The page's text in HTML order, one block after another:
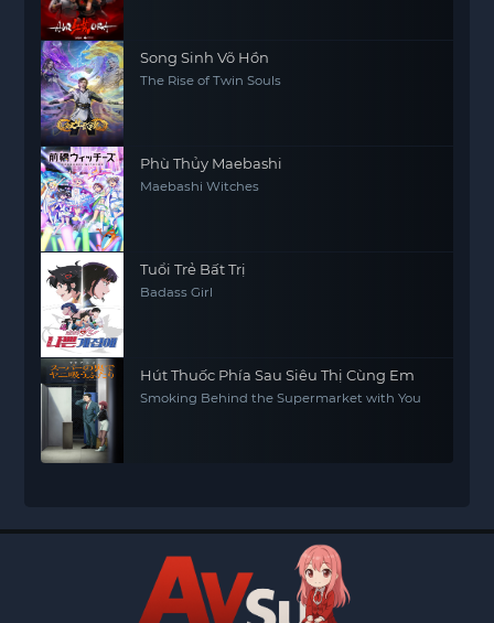
Song Sinh Võ Hồn
The Rise of Twin Souls
Phù Thủy Maebashi
Maebashi Witches
Tuổi Trẻ Bất Trị
Badass Girl
Hút Thuốc Phía Sau Siêu Thị Cùng Em
Smoking Behind the Supermarket with You